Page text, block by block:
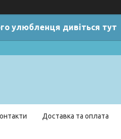
улюбленця дивіться тут
Доставка та оплата